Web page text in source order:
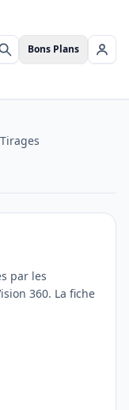
Rechercher
Bons Plans Se
Tirages
par les
360. La fiche